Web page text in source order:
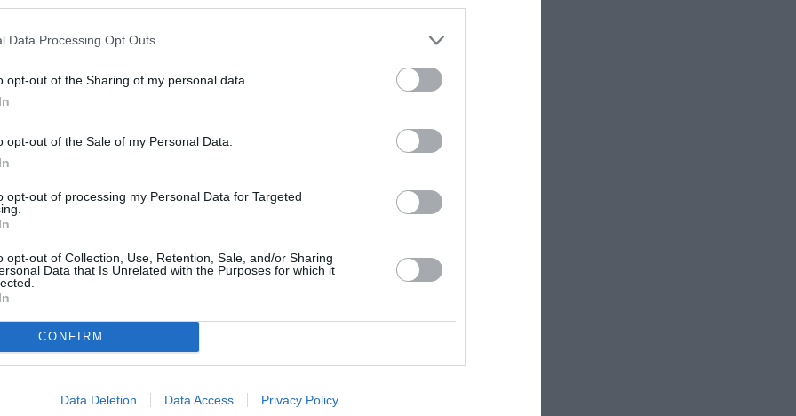
Data Processing Opt Outs
opt-out of the Sharing of my personal data.
opt-out of the Sale of my Personal Data.
opt-out of processing my Personal Data for Targeted
opt-out of Collection, Use, Retention, Sale, and/or Sharing
Data that Is Unrelated with the Purposes for which it
CONFIRM
Data Deletion Data Access Privacy Policy
και τον Πολιτισμό!
το Culturenow.gr
Άρθρα